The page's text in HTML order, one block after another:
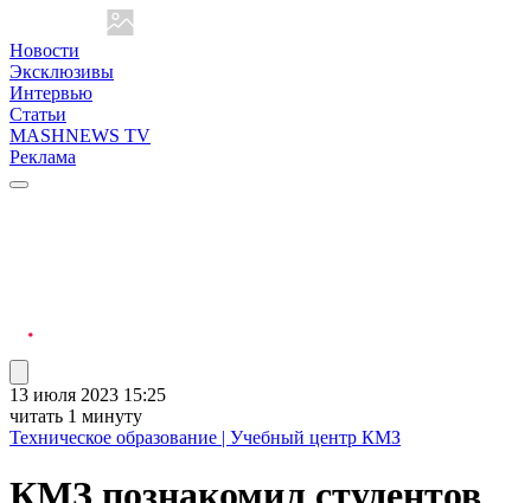
Новости
Эксклюзивы
Интервью
Статьи
MASHNEWS TV
Реклама
13 июля 2023 15:25
читать 1 минуту
Техническое образование | Учебный центр КМЗ